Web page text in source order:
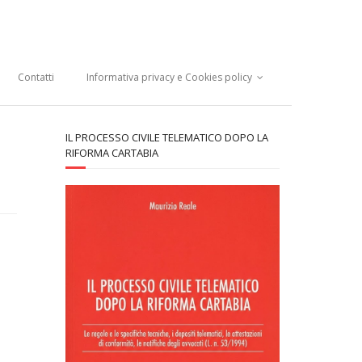
Contatti Informativa privacy e Cookies policy
IL PROCESSO CIVILE TELEMATICO DOPO LA
RIFORMA CARTABIA